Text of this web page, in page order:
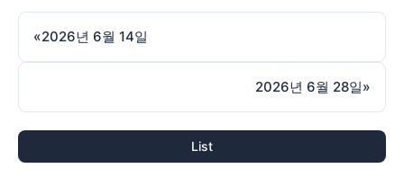
«2026년 6월 14일
2026년 6월 28일»
List